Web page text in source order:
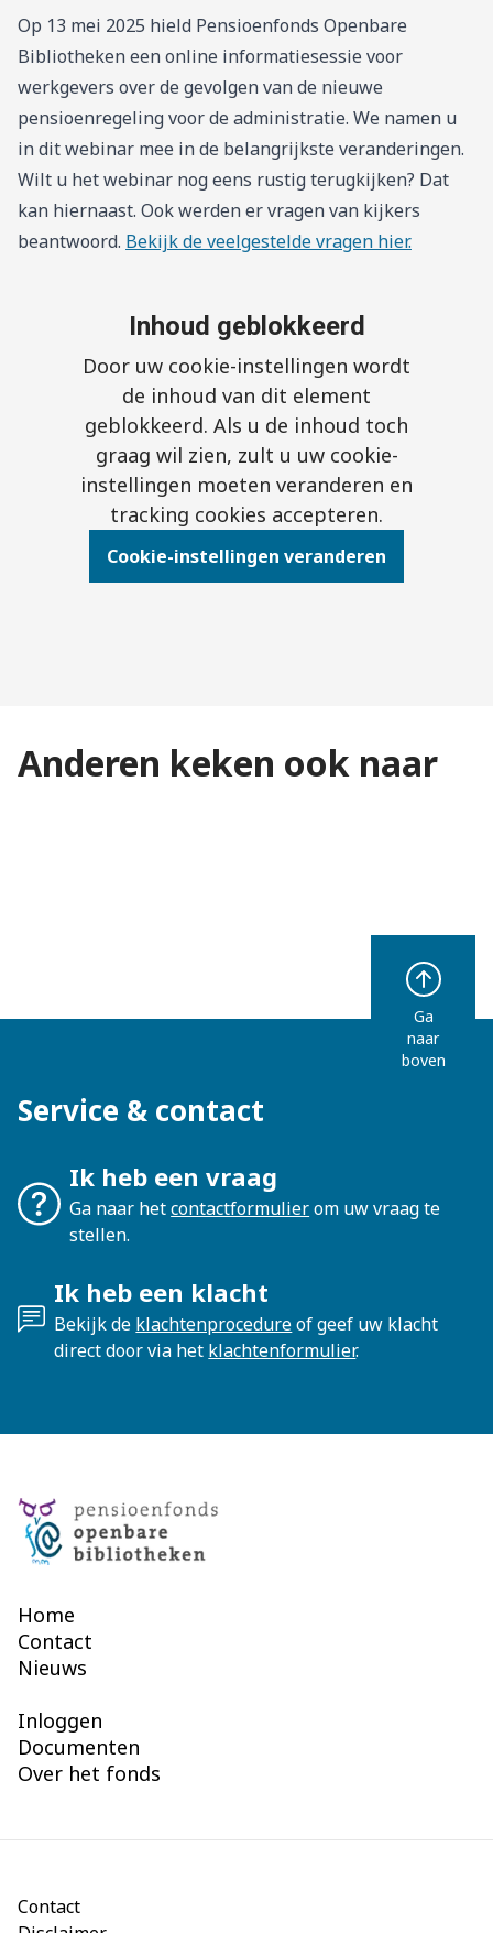
Op 13 mei 2025 hield Pensioenfonds Openbare
Bibliotheken een online informatiesessie voor
werkgevers over de gevolgen van de nieuwe
pensioenregeling voor de administratie. We namen u
in dit webinar mee in de belangrijkste veranderingen.
Wilt u het webinar nog eens rustig terugkijken? Dat
kan hiernaast. Ook werden er vragen van kijkers
beantwoord. Bekijk de veelgestelde vragen hier.
Inhoud geblokkeerd
Door uw cookie-instellingen wordt
de inhoud van dit element
geblokkeerd. Als u de inhoud toch
graag wil zien, zult u uw cookie-
instellingen moeten veranderen en
tracking cookies accepteren.
Cookie-instellingen veranderen
Anderen keken ook naar
uw pensioen
pensioen
verandert er
Ga
naar
boven
Service & contact
Ik heb een vraag
Ga naar hetcontactformulierom uw vraag te
stellen.
Ik heb een klacht
Bekijk de klachtenprocedureof geef uw klacht
direct door via het klachtenformulier.
Home
Contact
Nieuws
Inloggen
Documenten
Over het fonds
Contact